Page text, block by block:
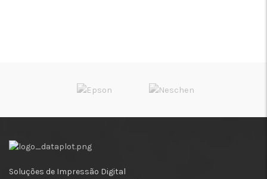
Soluções de Impressão Digital